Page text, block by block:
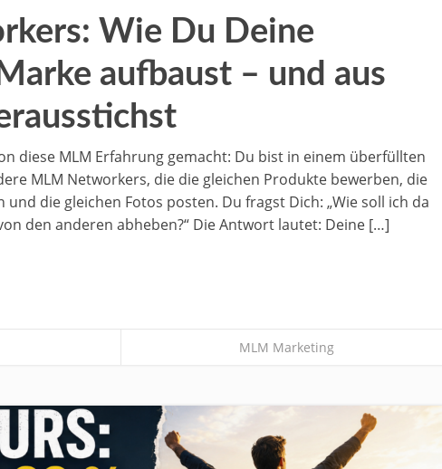
Wie Du Deine
aufbaust – und aus
diese MLM Erfahrung gemacht: Du bist in einem überfüllten
MLM Networkers, die die gleichen Produkte bewerben, die
und die gleichen Fotos posten. Du fragst Dich: „Wie soll ich da
den anderen abheben?“ Die Antwort lautet: Deine […]
MLM Marketing